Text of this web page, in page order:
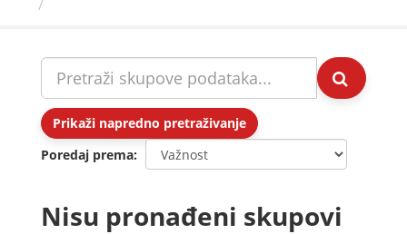
Prikaži napredno pretraživanje
Poredaj prema
Nisu pronađeni skupovi